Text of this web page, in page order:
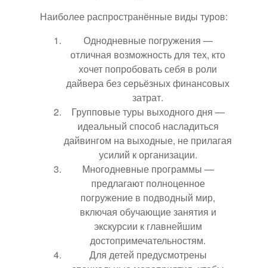
Наиболее распространённые виды туров:
Однодневные погружения —
отличная возможность для тех, кто
хочет попробовать себя в роли
дайвера без серьёзных финансовых
затрат.
Групповые туры выходного дня —
идеальный способ насладиться
дайвингом на выходные, не прилагая
усилий к организации.
Многодневные программы —
предлагают полноценное
погружение в подводный мир,
включая обучающие занятия и
экскурсии к главнейшим
достопримечательностям.
Для детей предусмотрены